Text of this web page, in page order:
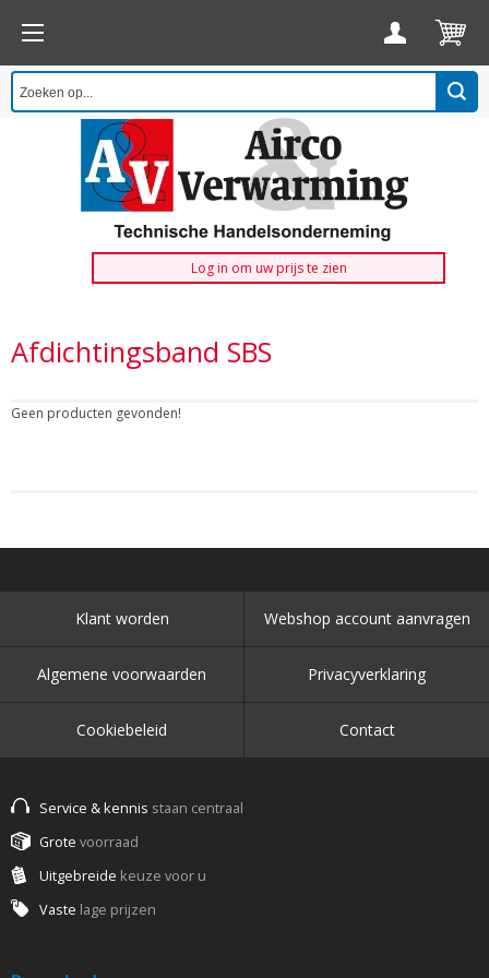
Log in om uw prijs te zien
Afdichtingsband SBS
Geen producten gevonden!
Klant worden Webshop account aanvragen
Algemene voorwaarden Privacyverklaring
Cookiebeleid Contact
Service & kennis staan centraal
Grote voorraad
Uitgebreide keuze voor u
Vaste lage prijzen